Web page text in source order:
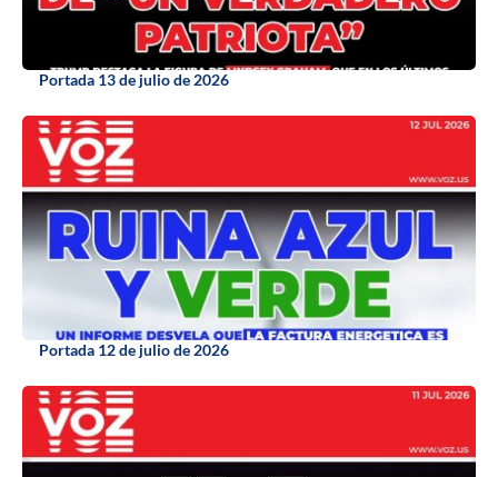
Portada 13 de julio de 2026
Portada 12 de julio de 2026